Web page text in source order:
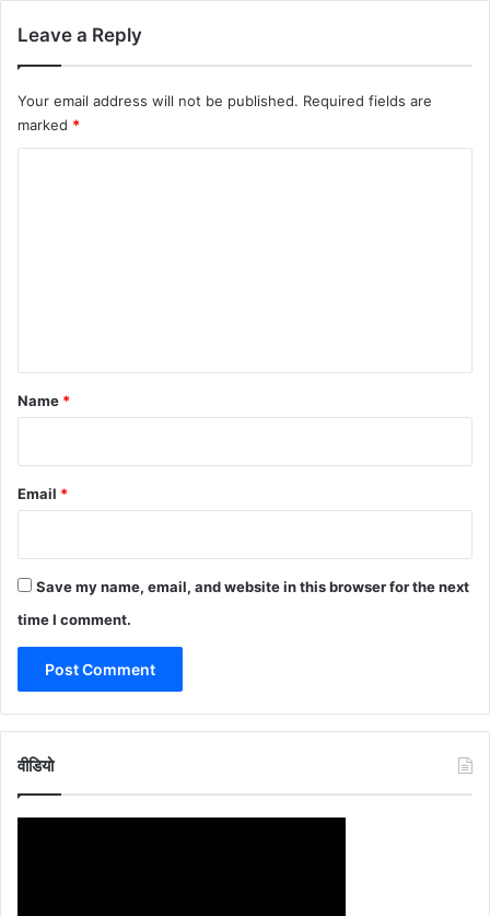
Leave a Reply
Your email address will not be published. Required fields are
marked *
*
Name *
Email *
Save my name, email, and website in this browser for the next
time I comment.
वीडियो